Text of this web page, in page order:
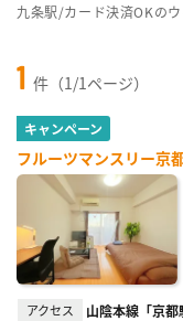
1 件（1/1ページ）
キャンペーン
フルーツマンスリー
アクセス 山陰本線「京